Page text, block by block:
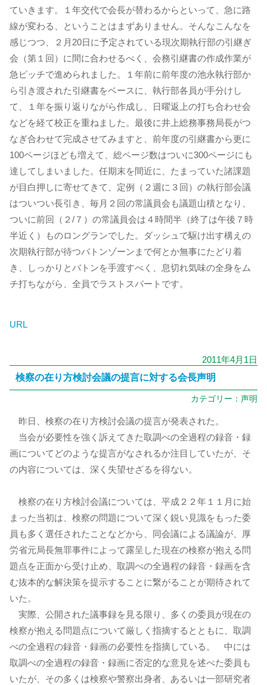
ていきます。１年交代で会長が替わるからといって、急に路
線が変わる、ということはまずありません。そんなこんなを
感じつつ、２月20日に予定されている現次期執行部の引継ぎ
会（第１回）に間に合わせるべく、会務引継書の作成作業が
急ピッチで進められました。１年前に前年度の池永執行部か
ら引き渡された引継書をベースに、執行部各員が手分けし
て、１年を振り返りながら作成し、日曜返上の打ち合わせ会
などを経て校正を重ねました。最後に井上総務事務局長がつ
なぎ合わせて完成させてみますと、前年度の引継書から更に
100ページほども増えて、総ページ数はついに300ページにも
達してしまいました。任期末を間近に、たまっていた諸課題
が目白押しに寄せてきて、定例（２週に３回）の執行部会議
はついつい長引き、毎月２回の常議員会も議題山積となり、
ついに前回（２/７）の常議員会は４時間半（終了は午後７時
半近く）ものロングランでした。ダッシュで駆け出す構えの
次期執行部が待つバトンゾーンまで何とか無事にたどり着
き、しっかりとバトンを手渡すべく、息切れ気味の全身をム
チ打ちながら、全員でラストスパートです。
URL
2011年4月1日
検察の在り方検討会議の提言に対する会長声明
カテゴリー： 声明
昨日、検察の在り方検討会議の提言が発表された。
当会が必要性を強く訴えてきた取調べの全過程の録音・録
画についてどのような提言がなされるか注目していたが、そ
の内容については、深く失望せざるを得ない。
検察の在り方検討会議については、平成２２年１１月に始
まった当初は、検察の問題について深く鋭い見識をもった委
員も多く選任されたことなどから、同会議による議論が、厚
労省元局長無罪事件によって露呈した現在の検察が抱える問
題点を正面から受け止め、取調べの全過程の録音・録画を含
む抜本的な解決策を提示することに繋がることが期待されて
いた。
実際、公開された議事録を見る限り、多くの委員が現在の
検察が抱える問題点について厳しく指摘するとともに、取調
べの全過程の録音・録画の必要性を指摘している。 中には
取調べの全過程の録音・録画に否定的な意見を述べた委員も
いたが、その多くは検察や警察出身者、あるいは一部研究者